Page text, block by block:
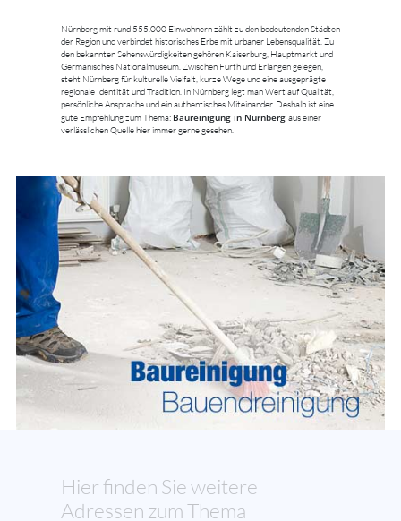
Nürnberg mit rund 555.000 Einwohnern zählt zu den bedeutenden Städten
der Region und verbindet historisches Erbe mit urbaner Lebensqualität. Zu
den bekannten Sehenswürdigkeiten gehören Kaiserburg, Hauptmarkt und
Germanisches Nationalmuseum. Zwischen Fürth und Erlangen gelegen,
steht Nürnberg für kulturelle Vielfalt, kurze Wege und eine ausgeprägte
regionale Identität und Tradition. In Nürnberg legt man Wert auf Qualität,
persönliche Ansprache und ein authentisches Miteinander. Deshalb ist eine
gute Empfehlung zum Thema: Baureinigung in Nürnberg aus einer
verlässlichen Quelle hier immer gerne gesehen.
Hier finden Sie weitere
Adressen zum Thema